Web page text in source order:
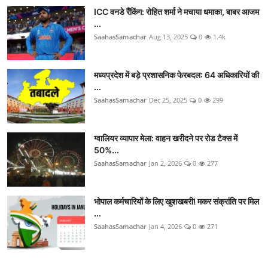
ICC वनडे रैंकिंग: रोहित शर्मा ने मचाया धमाका, बाबर आजम
...
SaahasSamachar Aug 13, 2025 0 1.4k
मध्यप्रदेश में बड़े प्रशासनिक फेरबदल: 64 अधिकारियों की
...
SaahasSamachar Dec 25, 2025 0 299
ग्वालियर व्यापार मेला: वाहन खरीदने पर रोड टैक्स में
50%...
SaahasSamachar Jan 2, 2026 0 277
भोपाल कर्मचारियों के लिए खुशखबरी! मकर संक्रांति पर मिल
...
SaahasSamachar Jan 4, 2026 0 271